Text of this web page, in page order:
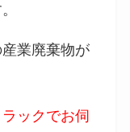
業廃棄物が
ックでお伺